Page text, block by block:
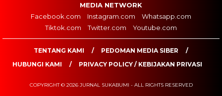
MEDIA NETWORK
Facebook.com
Instagram.com
Whatsapp.com
Tiktok.com
Twitter.com Youtube.com
TENTANG KAMI
PEDOMAN MEDIA SIBER
HUBUNGI KAMI
PRIVACY POLICY / KEBIJAKAN PRIVASI
COPYRIGHT © 2026 JURNAL SUKABUMI - ALL RIGHTS RESERVED